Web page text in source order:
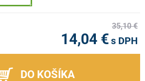
35,10 €
14,04 € s DPH
DO KOŠÍKA